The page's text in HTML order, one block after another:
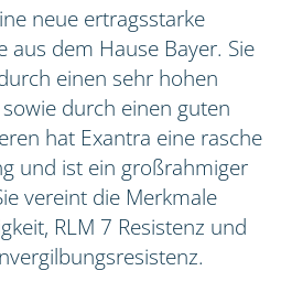
neue ertragsstarke
aus dem Hause Bayer. Sie
einen sehr hohen
durch einen guten
hat Exantra eine rasche
und ist ein großrahmiger
vereint die Merkmale
RLM 7 Resistenz und